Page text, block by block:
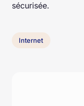
sécurisée.
Internet